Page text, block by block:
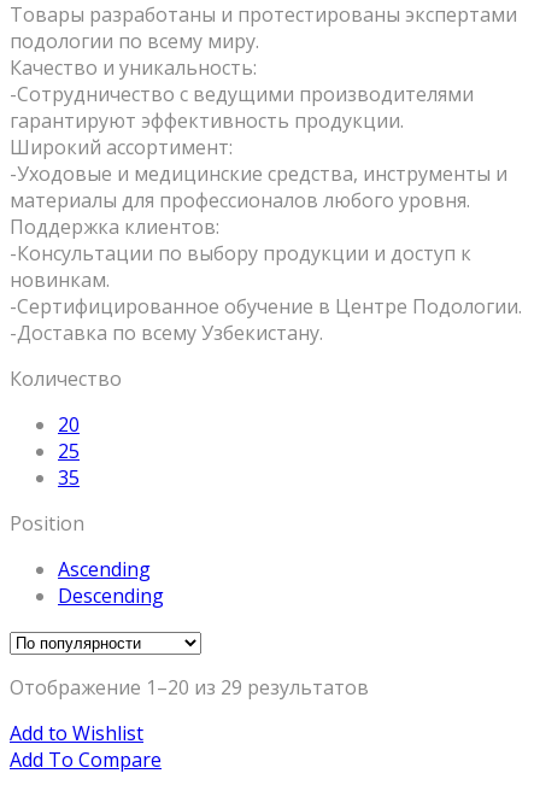
Товары разработаны и протестированы экспертами
подологии по всему миру.
Качество и уникальность:
-Сотрудничество с ведущими производителями
гарантируют эффективность продукции.
Широкий ассортимент:
-Уходовые и медицинские средства, инструменты и
материалы для профессионалов любого уровня.
Поддержка клиентов:
-Консультации по выбору продукции и доступ к
новинкам.
-Сертифицированное обучение в Центре Подологии.
-Доставка по всему Узбекистану.
Количество
20
25
35
Position
Ascending
Descending
Отображение 1–20 из 29 результатов
Add to Wishlist
Add To Compare